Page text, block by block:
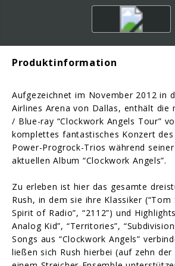
Produktinformation
Aufgezeichnet im November 2012 in
Airlines Arena von Dallas, enthält die
/ Blue-ray “Clockwork Angels Tour”
komplettes fantastisches Konzert des
Power-Progrock-Trios während
aktuellen Album “Clockwork Angels”.
Zu erleben ist hier das gesamte
Rush, in dem sie ihre Klassiker (“Tom
Spirit of Radio”, “2112”) und
Analog Kid”, “Territories”,
Songs aus “Clockwork Angels”
ließen sich Rush hierbei (auf zehn